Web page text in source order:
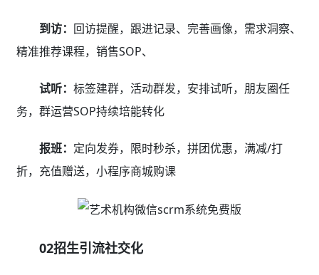
到访： 回访提醒，跟进记录、完善画像，需求洞察、
精准推荐课程，销售SOP、
试听： 标签建群，活动群发，安排试听，朋友圈任
务，群运营SOP持续培能转化
报班： 定向发券，限时秒杀，拼团优惠，满减/打
折，充值赠送，小程序商城购课
02招生引流社交化